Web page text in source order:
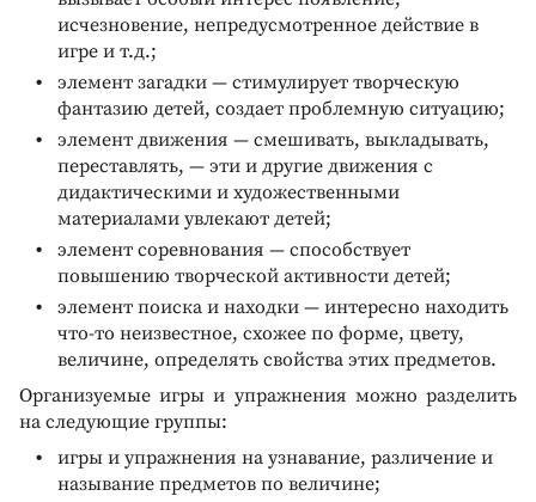
исчезновение, непредусмотренное действие в
игре и т.д.;
элемент загадки — стимулирует творческую
фантазию детей, создает проблемную ситуацию;
элемент движения — смешивать, выкладывать,
переставлять, — эти и другие движения с
дидактическими и художественными
материалами увлекают детей;
элемент соревнования — способствует
повышению творческой активности детей;
элемент поиска и находки — интересно находить
что-то неизвестное, схожее по форме, цвету,
величине, определять свойства этих предметов.
Организуемые игры и упражнения можно разделить
на следующие группы:
игры и упражнения на узнавание, различение и
называние предметов по величине;